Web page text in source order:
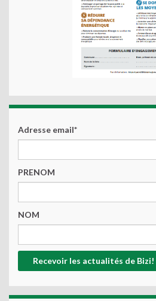
Adresse email*
PRENOM
NOM